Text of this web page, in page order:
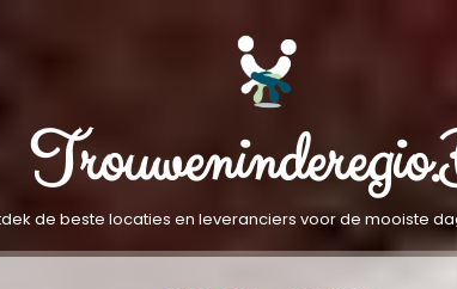
de beste locaties en leveranciers voor de mooiste